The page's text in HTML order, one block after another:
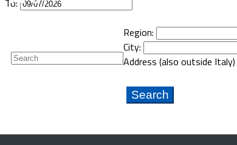
To:
Region:
City:
Address (also outside Italy)